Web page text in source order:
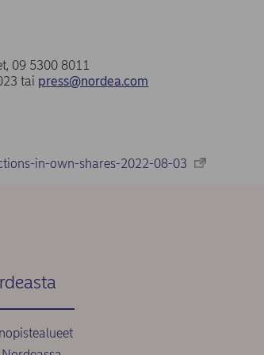
09 5300 8011
tai press@nordea.com
in-own-shares-2022-08-03